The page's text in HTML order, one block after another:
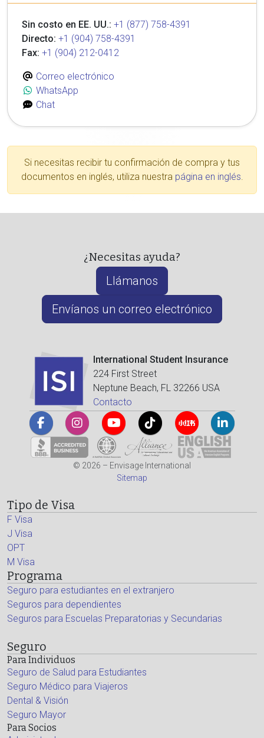
Sin costo en EE. UU.: +1 (877) 758-4391
Directo: +1 (904) 758-4391
Fax: +1 (904) 212-0412
Correo electrónico
WhatsApp
Chat
Si necesitas recibir tu confirmación de compra y tus
documentos en inglés, utiliza nuestra página en inglés.
¿Necesitas ayuda?
Llámanos
Envíanos un correo electrónico
International Student Insurance
224 First Street
Neptune Beach, FL 32266 USA
Contacto
© 2026 – Envisage International
Sitemap
Tipo de Visa
F Visa
J Visa
OPT
M Visa
Programa
Seguro para estudiantes en el extranjero
Seguros para dependientes
Seguros para Escuelas Preparatorias y Secundarias
Seguro
Para Individuos
Seguro de Salud para Estudiantes
Seguro Médico para Viajeros
Dental & Visión
Seguro Mayor
Para Socios